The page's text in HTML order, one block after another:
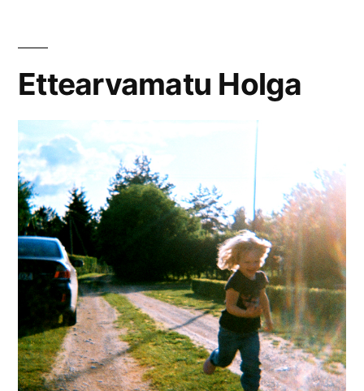
Ettearvamatu Holga